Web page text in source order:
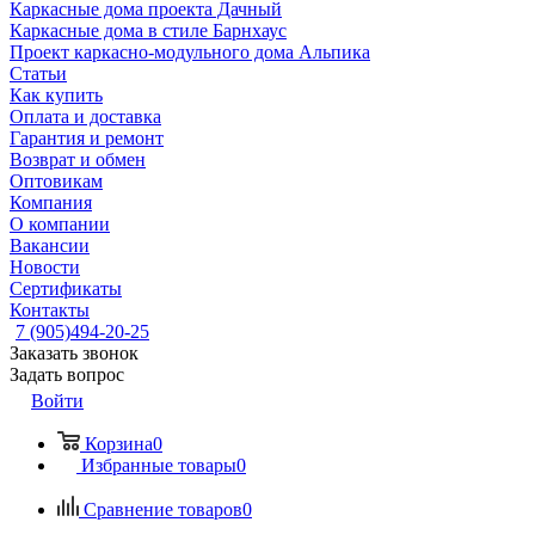
Каркасные дома проекта Дачный
Каркасные дома в стиле Барнхаус
Проект каркасно-модульного дома Альпика
Статьи
Как купить
Оплата и доставка
Гарантия и ремонт
Возврат и обмен
Оптовикам
Компания
О компании
Вакансии
Новости
Сертификаты
Контакты
7 (905)494-20-25
Заказать звонок
Задать вопрос
Войти
Корзина0
Избранные товары0
Сравнение товаров0